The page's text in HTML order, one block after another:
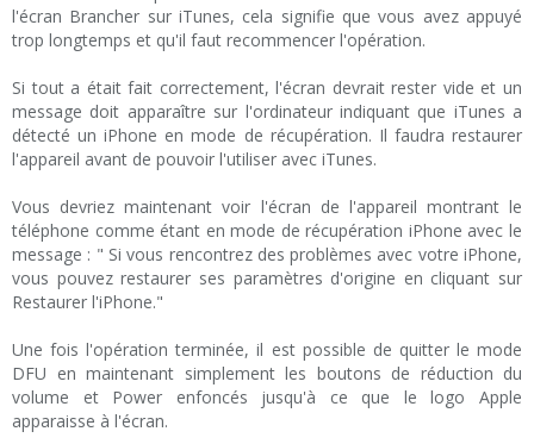
l'écran Brancher sur iTunes, cela signifie que vous avez appuyé
trop longtemps et qu'il faut recommencer l'opération.
Si tout a était fait correctement, l'écran devrait rester vide et un
message doit apparaître sur l'ordinateur indiquant que iTunes a
détecté un iPhone en mode de récupération. Il faudra restaurer
l'appareil avant de pouvoir l'utiliser avec iTunes.
Vous devriez maintenant voir l'écran de l'appareil montrant le
téléphone comme étant en mode de récupération iPhone avec le
message : " Si vous rencontrez des problèmes avec votre iPhone,
vous pouvez restaurer ses paramètres d'origine en cliquant sur
Restaurer l'iPhone."
Une fois l'opération terminée, il est possible de quitter le mode
DFU en maintenant simplement les boutons de réduction du
volume et Power enfoncés jusqu'à ce que le logo Apple
apparaisse à l'écran.